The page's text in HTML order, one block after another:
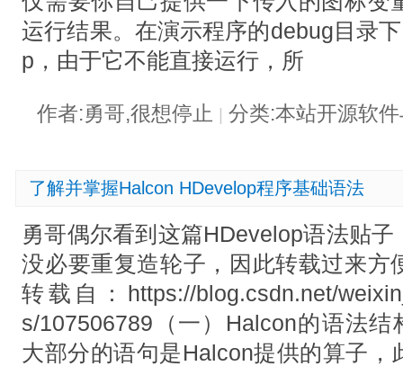
运行结果。在演示程序的debug目录
p，由于它不能直接运行，所
作者:勇哥,很想停止 | 分类:本站开源软
了解并掌握Halcon HDevelop程序基础语法
勇哥偶尔看到这篇HDevelop语法贴
没必要重复造轮子，因此转载过来方
转载自：https://blog.csdn.net/
s/107506789（一）Halcon的语法
大部分的语句是Halcon提供的算子，